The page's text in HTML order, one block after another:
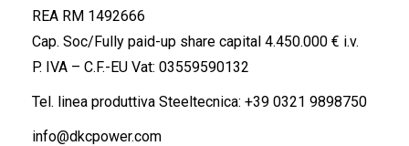
REA RM 1492666
Cap. Soc/Fully paid-up share capital 4.450.000 € i.v.
P. IVA – C.F.-EU Vat: 03559590132
Tel. linea produttiva Steeltecnica: +39 0321 9898750
info@dkcpower.com